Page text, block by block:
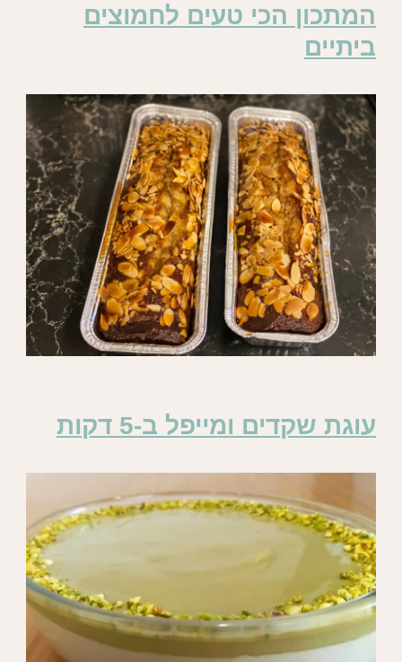
המתכון הכי טעים לחמוצים
ביתיים
עוגת שקדים ומייפל ב-5 דקות